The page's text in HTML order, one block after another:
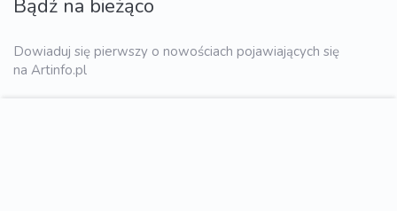
Bądź na bieżąco
Dowiaduj się pierwszy o nowościach pojawiających się
na Artinfo.pl